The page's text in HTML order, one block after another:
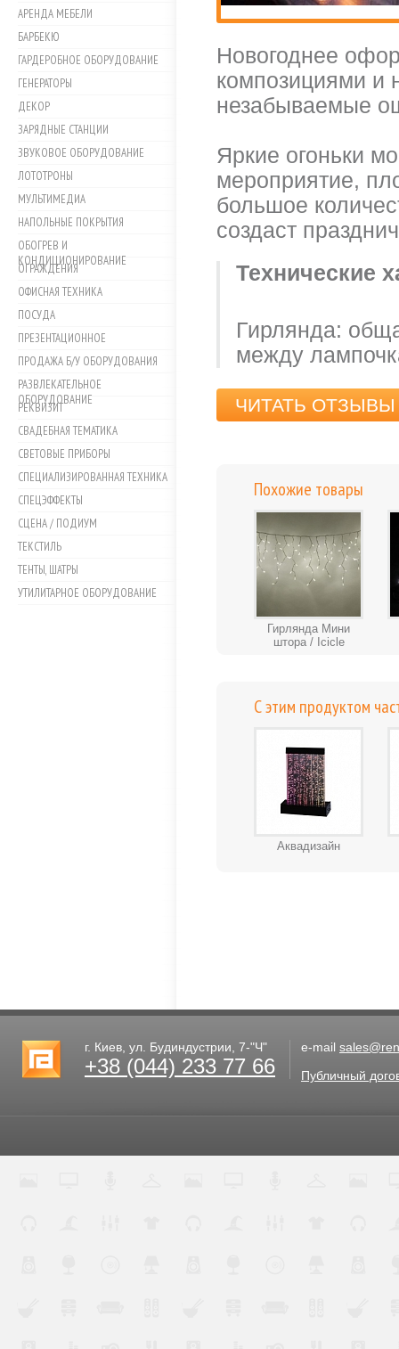
АРЕНДА МЕБЕЛИ
БАРБЕКЮ
ГАРДЕРОБНОЕ ОБОРУДОВАНИЕ
ГЕНЕРАТОРЫ
ДЕКОР
ЗАРЯДНЫЕ СТАНЦИИ
ЗВУКОВОЕ ОБОРУДОВАНИЕ
ЛОТОТРОНЫ
МУЛЬТИМЕДИА
НАПОЛЬНЫЕ ПОКРЫТИЯ
ОБОГРЕВ И
КОНДИЦИОНИРОВАНИЕ
ОГРАЖДЕНИЯ
ОФИСНАЯ ТЕХНИКА
ПОСУДА
ПРЕЗЕНТАЦИОННОЕ
ПРОДАЖА Б/У ОБОРУДОВАНИЯ
РАЗВЛЕКАТЕЛЬНОЕ
ОБОРУДОВАНИЕ
РЕКВИЗИТ
СВАДЕБНАЯ ТЕМАТИКА
СВЕТОВЫЕ ПРИБОРЫ
СПЕЦИАЛИЗИРОВАННАЯ ТЕХНИКА
СПЕЦЭФФЕКТЫ
СЦЕНА / ПОДИУМ
ТЕКСТИЛЬ
ТЕНТЫ, ШАТРЫ
УТИЛИТАРНОЕ ОБОРУДОВАНИЕ
Новогоднее
композициями и
незабываемые
Яркие огоньки
мероприятие,
большое
создаст
Технические
Гирлянда:
между
ЧИТАТЬ ОТЗЫВЫ
Похожие товары
Гирлянда Мини
штора / Icicle
С этим продуктом
Аквадизайн
г. Киев, ул. Будиндустрии, 7-"Ч"
+38 (044) 233 77 66
e-mail
Публичный